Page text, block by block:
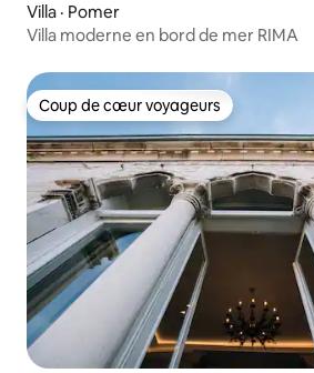
Villa · Pomer
Villa moderne en bord de mer RIMA
Coup de cœur voyageurs
Coup de cœur voyageurs